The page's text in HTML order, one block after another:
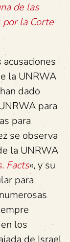
de las
la Corte
la UNRWA
dado
para
para
se observa
la UNRWA
Facts«, y su
para
los